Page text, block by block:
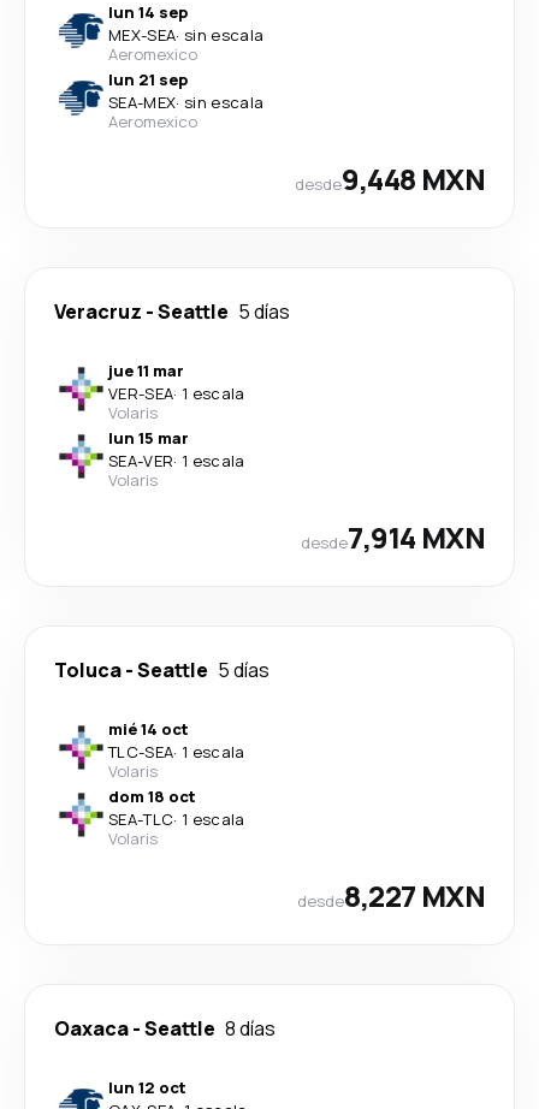
lun 14 sep
MEX-SEA· sin escala
Aeromexico
lun 21 sep
SEA-MEX· sin escala
Aeromexico
desde9,448 MXN
Veracruz -Seattle 5 días
jue 11 mar
VER-SEA· 1 escala
Volaris
lun 15 mar
SEA-VER· 1 escala
Volaris
desde7,914 MXN
Toluca-Seattle 5 días
mié 14 oct
TLC-SEA· 1 escala
Volaris
dom 18 oct
SEA-TLC· 1 escala
Volaris
desde8,227 MXN
Oaxaca-Seattle 8 días
lun 12 oct